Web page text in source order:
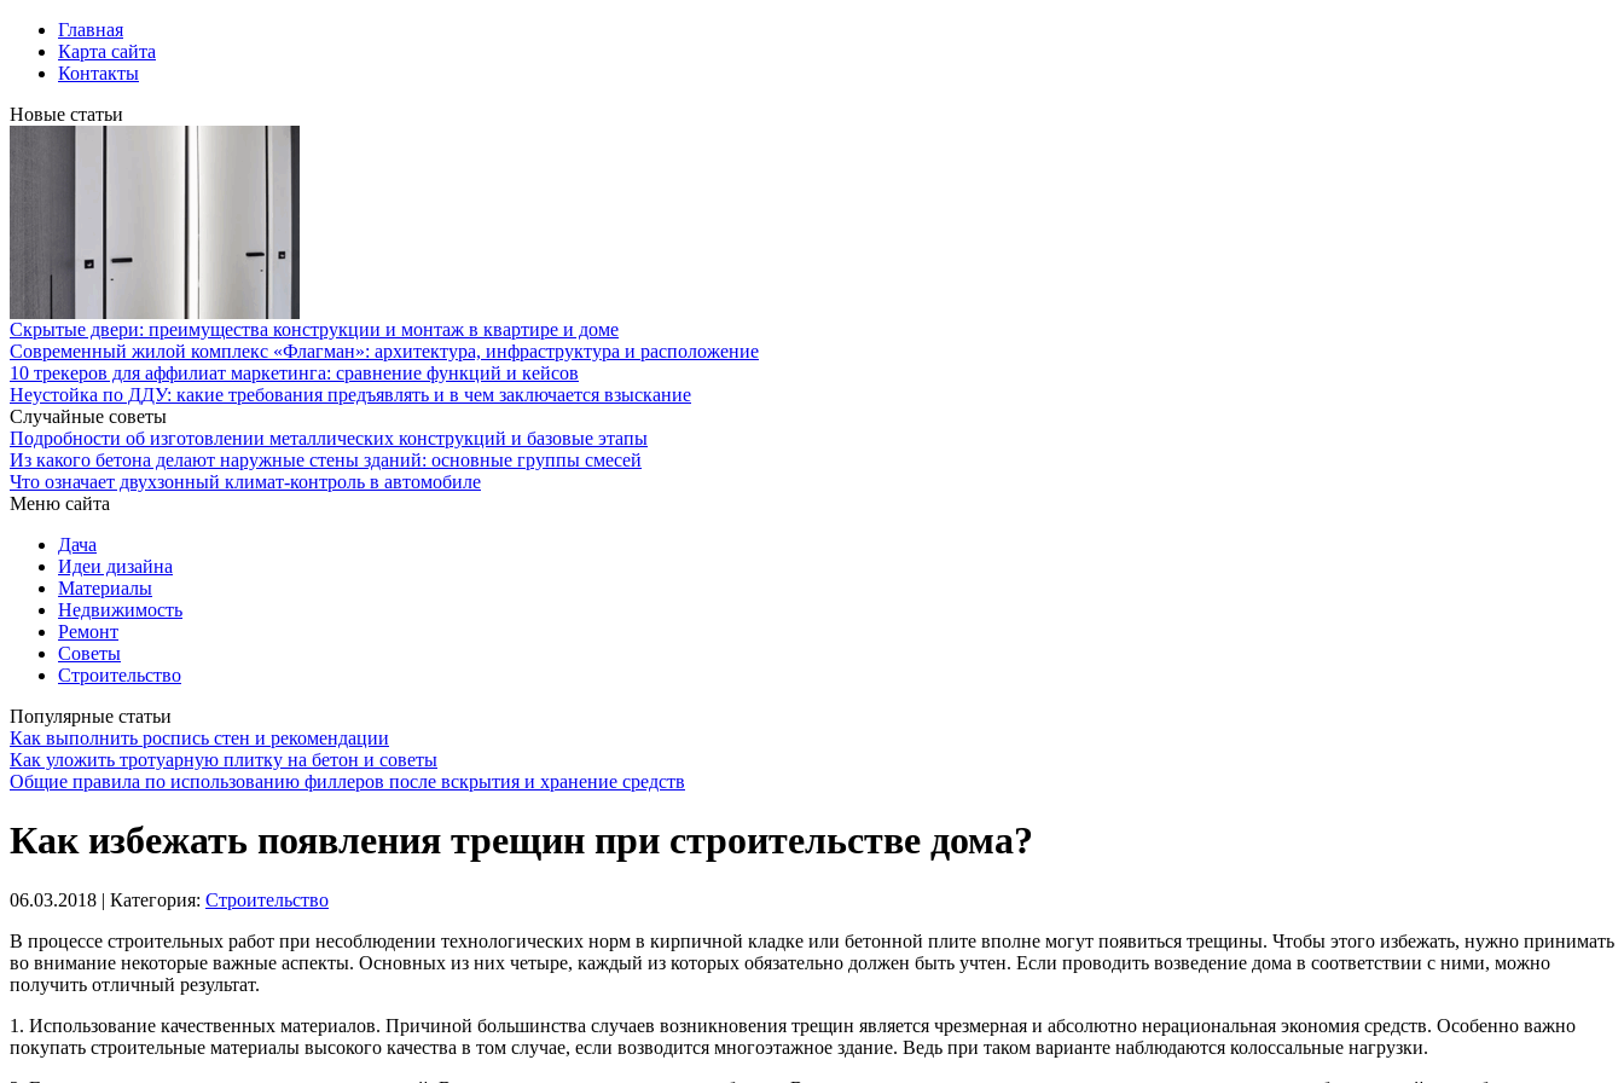
Главная
Карта сайта
Контакты
Новые статьи
Скрытые двери: преимущества конструкции и монтаж в квартире и доме
Современный жилой комплекс «Флагман»: архитектура, инфраструктура и расположение
10 трекеров для аффилиат маркетинга: сравнение функций и кейсов
Неустойка по ДДУ: какие требования предъявлять и в чем заключается взыскание
Случайные советы
Подробности об изготовлении металлических конструкций и базовые этапы
Из какого бетона делают наружные стены зданий: основные группы смесей
Что означает двухзонный климат-контроль в автомобиле
Меню сайта
Дача
Идеи дизайна
Материалы
Недвижимость
Ремонт
Советы
Строительство
Популярные статьи
Как выполнить роспись стен и рекомендации
Как уложить тротуарную плитку на бетон и советы
Общие правила по использованию филлеров после вскрытия и хранение средств
Как избежать появления трещин при строительстве дома?
06.03.2018 | Категория: Строительство
В процессе строительных работ при несоблюдении технологических норм в кирпичной кладке или бетонной плите вполне могут появиться трещины. Чтобы этого избежать, нужно принимать
во внимание некоторые важные аспекты. Основных из них четыре, каждый из которых обязательно должен быть учтен. Если проводить возведение дома в соответствии с ними, можно
получить отличный результат.
1. Использование качественных материалов. Причиной большинства случаев возникновения трещин является чрезмерная и абсолютно нерациональная экономия средств. Особенно важно
покупать строительные материалы высокого качества в том случае, если возводится многоэтажное здание. Ведь при таком варианте наблюдаются колоссальные нагрузки.